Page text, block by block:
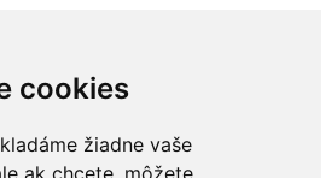
cookies
žiadne vaše
ak chcete, môžete